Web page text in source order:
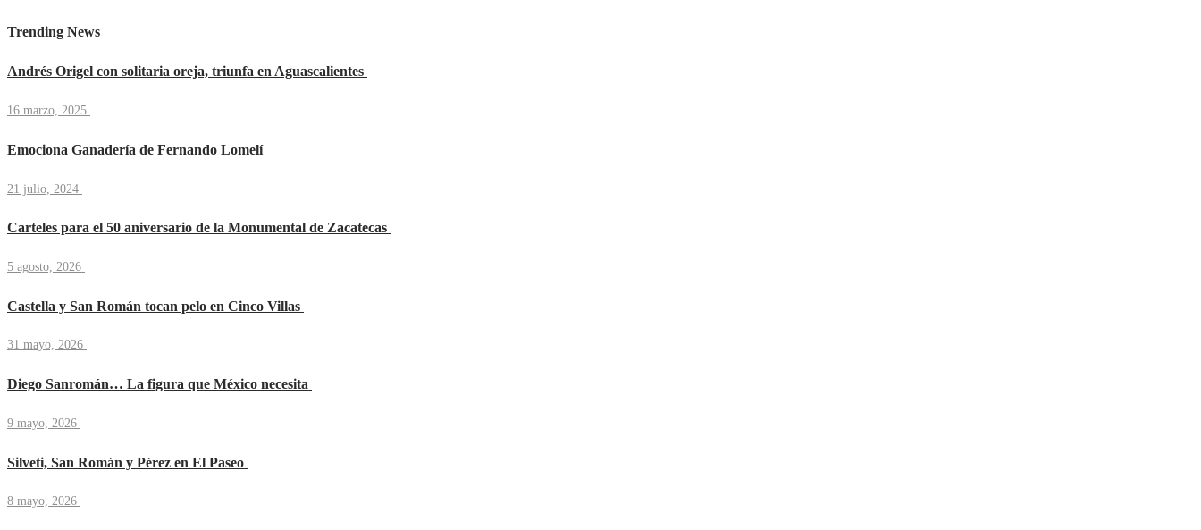
Trending News
Andrés Origel con solitaria oreja, triunfa en Aguascalientes
16 marzo, 2025
Emociona Ganadería de Fernando Lomelí
21 julio, 2024
Carteles para el 50 aniversario de la Monumental de Zacatecas
5 agosto, 2026
Castella y San Román tocan pelo en Cinco Villas
31 mayo, 2026
Diego Sanromán… La figura que México necesita
9 mayo, 2026
Silveti, San Román y Pérez en El Paseo
8 mayo, 2026